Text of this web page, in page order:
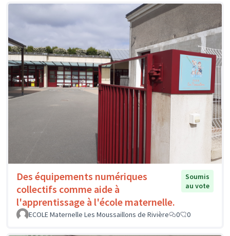
Des équipements numériques
collectifs comme aide à
l'apprentissage à l'école maternelle.
Soumis
au vote
ECOLE Maternelle Les Moussaillons de Rivière 0 0